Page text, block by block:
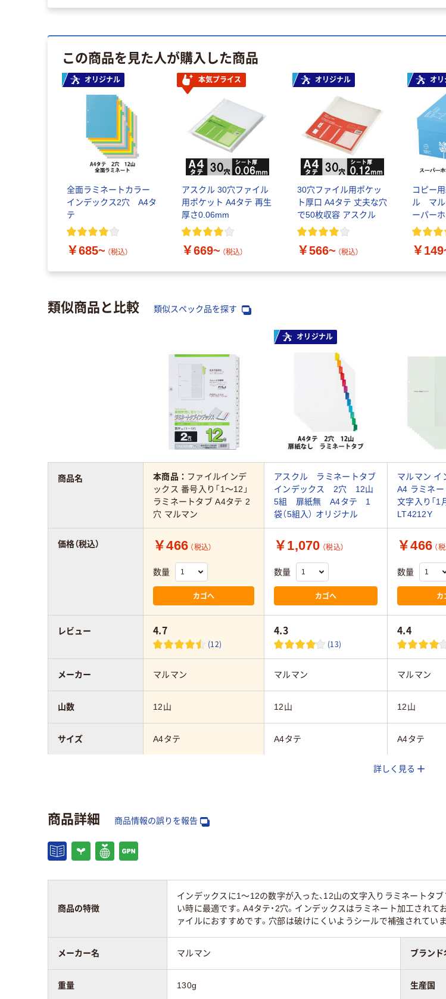
この商品を見た人が購入した商品
オリジナル
全面ラミネートカラー
インデックス2穴 A4タ
テ
￥685~ （税込）
本気プライス
アスクル 30穴ファイル
用ポケット A4タテ 再生
厚さ0.06mm
￥669~ （税込）
オリジナル
30穴ファイル用ポケッ
ト厚口 A4タテ 丈夫な穴
で50枚収容 アスクル
￥566~ （税込）
オリ
コピー
ル マル
ーパー
￥
類似商品と比較 類似スペック品を探す
オリジナル
商品名 本商品： ファイルインデ
ックス 番号入り「1～12」
ラミネートタブ A4タテ 2
穴 マルマン
アスクル ラミネートタブ
インデックス 2穴 12山
5組 扉紙無 A4タテ 1
袋（5組入） オリジナル
マルマン イ
A4 ラミネ
文字入り「1
LT4212Y
価格（税込） ￥466 （税込）
数量
カゴへ
￥1,070 （税込）
数量
カゴへ
￥466 （
数量
カ
レビュー 4.7
(12)
4.3
(13)
4.4
メーカー マルマン マルマン マルマン
山数 12山 12山 12山
サイズ A4タテ A4タテ A4タテ
タテ
クスの材質
穴数
ファイル用インデッ
扉紙1枚 扉紙なし 扉紙付
アスクル商品環境ス
コア
詳しく見る
商品詳細 商品情報の誤りを報告
商品の特徴
インデックスに1～12の数字が入った、12山の文字入りラミネートタ
い時に最適です。A4タテ・2穴。インデックスはラミネート加工され
ァイルにおすすめです。穴部は破けにくいようシールで補強されていま
メーカー名 マルマン ブランド
重量 130g 生産国